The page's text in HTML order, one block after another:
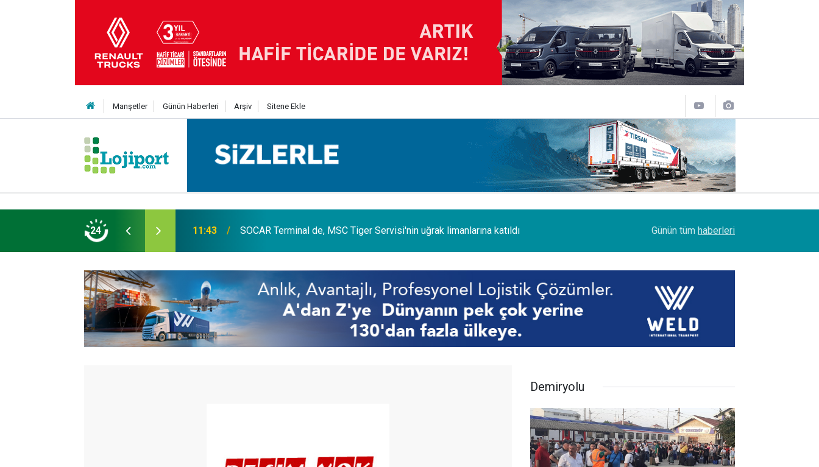
Manşetler Günün Haberleri Arşiv Sitene Ekle
24
Yıldıran vefat etti 11:43 SOCAR Terminal de, MSC Tiger Servisi'nin uğrak limanlarına katıldı Sakarya'da Şoförlere Uyuşturucu Testi
Günün tüm haberleri
Demiryolu